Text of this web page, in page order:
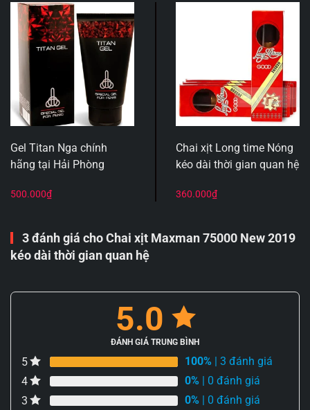
Gel Titan Nga chính
hãng tại Hải Phòng
500.000₫
Chai xịt Long time Nóng
kéo dài thời gian quan hệ
360.000₫
3 đánh giá choChai xịt Maxman 75000 New 2019
kéo dài thời gian quan hệ
5.0
ĐÁNH GIÁ TRUNG BÌNH
5 100% | 3 đánh giá
4
0% | 0 đánh giá
3
0% | 0 đánh giá